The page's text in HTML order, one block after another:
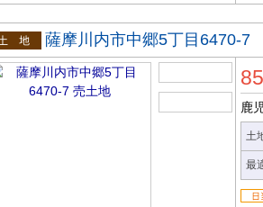
地
薩摩川内市中郷5丁目6470-7
鹿
土
最